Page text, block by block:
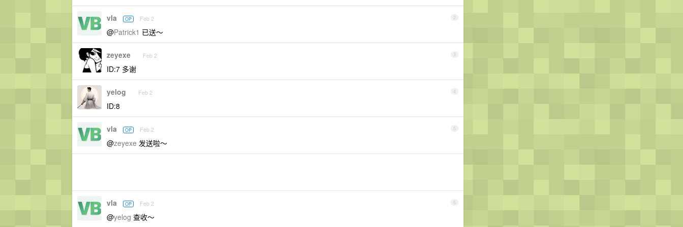
2
vla OP Feb 2
@Patrick1 已送～
3
zeyexe Feb 2
ID:7 多谢
4
yelog Feb 2
ID:8
5
vla OP Feb 2
@zeyexe 发送啦～
6
vla OP Feb 2
@yelog 查收～